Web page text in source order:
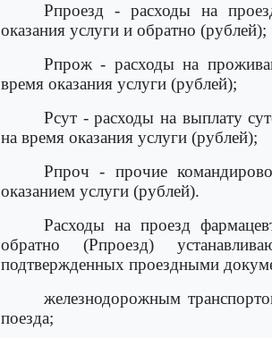
Рпроезд - расходы на
оказания услуги и обратно (рублей);
Рпрож - расходы на
время оказания услуги (рублей);
Рсут - расходы на выплату
на время оказания услуги (рублей);
Рпроч - прочие
оказанием услуги (рублей).
Расходы на проезд
обратно (Рпроезд)
подтвержденных проездными
железнодорожным
поезда;